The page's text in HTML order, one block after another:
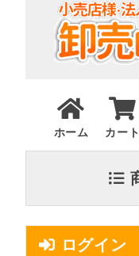
ホーム カート
ログイン